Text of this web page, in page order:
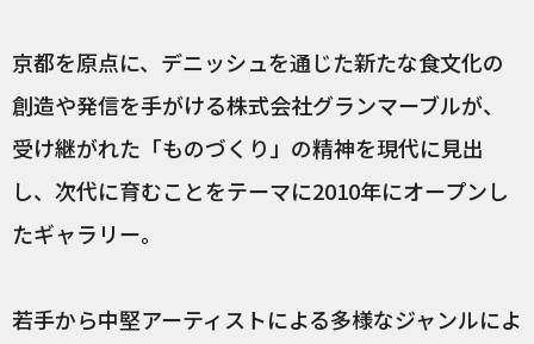
京都を原点に、デニッシュを通じた新たな食文化の
創造や発信を手がける株式会社グランマーブルが、
受け継がれた「ものづくり」の精神を現代に見出
し、次代に育むことをテーマに2010年にオープンし
たギャラリー。
若手から中堅アーティストによる多様なジャンルによ